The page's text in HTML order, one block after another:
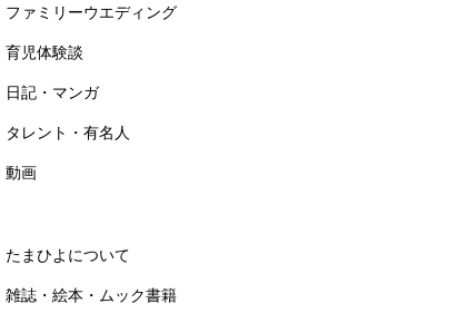
ファミリーウエディング
育児体験談
日記・マンガ
タレント・有名人
動画
たまひよについて
雑誌・絵本・ムック書籍